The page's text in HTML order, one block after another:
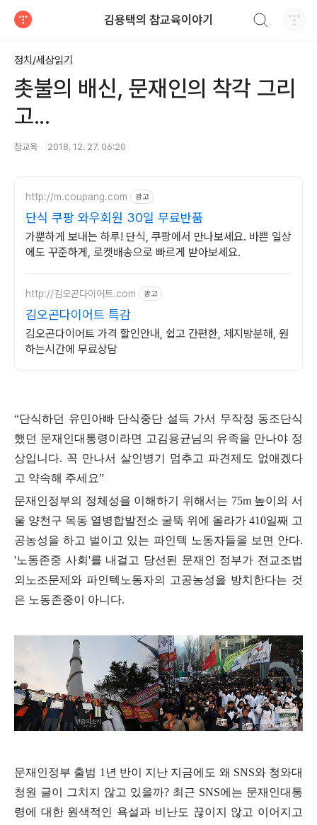
김용택의 참교육이야기
정치/세상읽기
촛불의 배신, 문재인의 착각 그리
고...
참교육 2018. 12. 27. 06:20
http://m.coupang.com 광고
단식 쿠팡 와우회원 30일 무료반품
가뿐하게 보내는 하루! 단식, 쿠팡에서 만나보세요. 바쁜 일상
에도 꾸준하게, 로켓배송으로 빠르게 받아보세요.
http://김오곤다이어트.com 광고
김오곤다이어트 특감
김오곤다이어트 가격 할인안내, 쉽고 간편한, 체지방분해, 원
하는시간에 무료상담
“단식하던 유민아빠 단식중단 설득 가서 무작정 동조단식
했던 문재인대통령이라면 고김용균님의 유족을 만나야 정
상입니다. 꼭 만나서 살인병기 멈추고 파견제도 없애겠다
고 약속해 주세요”
문재인정부의 정체성을 이해하기 위해서는 75m 높이의 서
울 양천구 목동 열병합발전소 굴뚝 위에 올라가 410일째 고
공농성을 하고 벌이고 있는 파인텍 노동자들을 보면 안다.
'노동존중 사회 '를 내걸고 당선된 문재인 정부가 전교조법
외노조문제와 파인텍노동자의 고공농성을 방치한다는 것
은 노동존중이 아니다.
문재인정부 출범 1년 반이 지난 지금에도 왜 SNS와 청와대
청원 글이 그치지 않고 있을까? 최근 SNS에는 문재인대통
령에 대한 원색적인 욕설과 비난도 끊이지 않고 이어지고